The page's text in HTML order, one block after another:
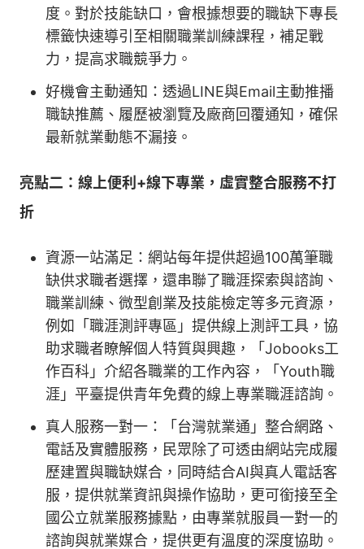
度。對於技能缺口，會根據想要的職缺下專長
標籤快速導引至相關職業訓練課程，補足戰
力，提高求職競爭力。
好機會主動通知：透過LINE與Email主動推播
職缺推薦、履歷被瀏覽及廠商回覆通知，確保
最新就業動態不漏接。
亮點二：線上便利+線下專業，虛實整合服務不打
折
資源一站滿足：網站每年提供超過100萬筆職
缺供求職者選擇，還串聯了職涯探索與諮詢、
職業訓練、微型創業及技能檢定等多元資源，
例如「職涯測評專區」提供線上測評工具，協
助求職者瞭解個人特質與興趣，「Jobooks工
作百科」介紹各職業的工作內容，「Youth職
涯」平臺提供青年免費的線上專業職涯諮詢。
真人服務一對一：「台灣就業通」整合網路、
電話及實體服務，民眾除了可透由網站完成履
歷建置與職缺媒合，同時結合AI與真人電話客
服，提供就業資訊與操作協助，更可銜接至全
國公立就業服務據點，由專業就服員一對一的
諮詢與就業媒合，提供更有溫度的深度協助。